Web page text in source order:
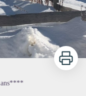
Imprimer